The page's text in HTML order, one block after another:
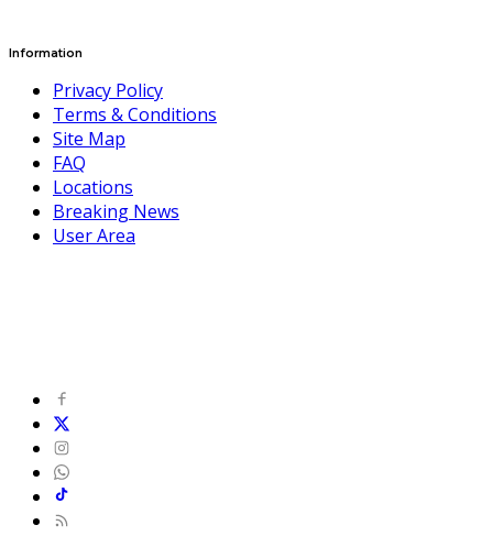
Information
Privacy Policy
Terms & Conditions
Site Map
FAQ
Locations
Breaking News
User Area